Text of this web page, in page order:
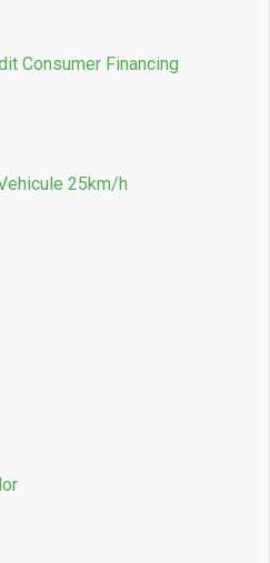
Consumer Financing
25km/h